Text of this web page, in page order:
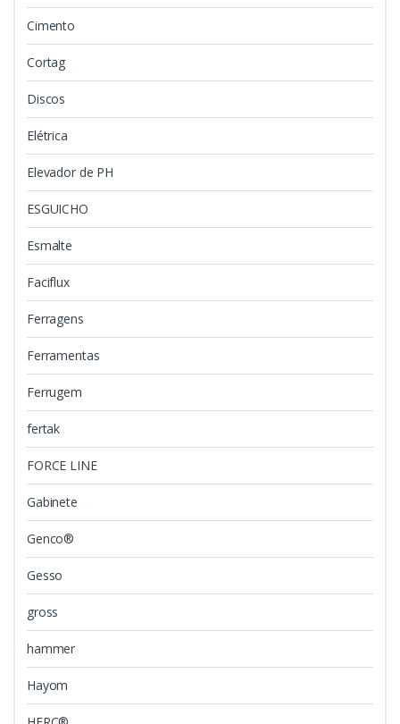
Cimento
Cortag
Discos
Elétrica
Elevador de PH
ESGUICHO
Esmalte
Faciflux
Ferragens
Ferramentas
Ferrugem
fertak
FORCE LINE
Gabinete
Genco®
Gesso
gross
hammer
Hayom